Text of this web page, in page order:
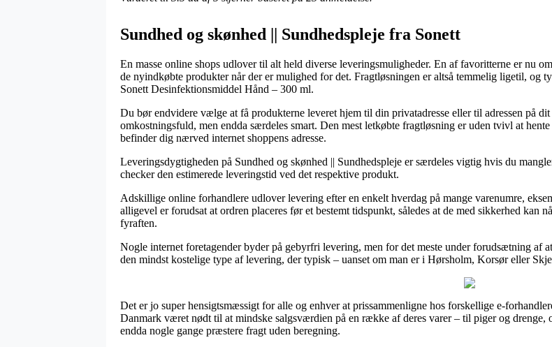
Sundhed og skønhed || Sundhedspleje fra Sonett
En masse online shops udlover til alt held diverse leveringsmuligheder. En af favoritterne er nu
de nyindkøbte produkter når der er mulighed for det. Fragtløsningen er altså temmelig ligetil, og
Sonett Desinfektionsmiddel Hånd – 300 ml.
Du bør endvidere vælge at få produkterne leveret hjem til din privatadresse eller til adressen på
omkostningsfuld, men endda særdeles smart. Den mest letkøbte fragtløsning er uden tvivl at
befinder dig nærved internet shoppens adresse.
Leveringsdygtigheden på Sundhed og skønhed || Sundhedspleje er særdeles vigtig hvis du
checker den estimerede leveringstid ved det respektive produkt.
Adskillige online forhandlere udlover levering efter en enkelt hverdag på mange varenumre,
alligevel er forudsat at ordren placeres før et bestemt tidspunkt, således at de med sikkerhed kan
fyraften.
Nogle internet foretagender byder på gebyrfri levering, men for det meste under forudsætning af
den mindst kostelige type af levering, der typisk – uanset om man er i Hørsholm, Korsør eller
Det er jo super hensigtsmæssigt for alle og enhver at prissammenligne hos forskellige e-
Danmark været nødt til at mindske salgsværdien på en række af deres varer – til piger og
endda nogle gange præstere fragt uden beregning.